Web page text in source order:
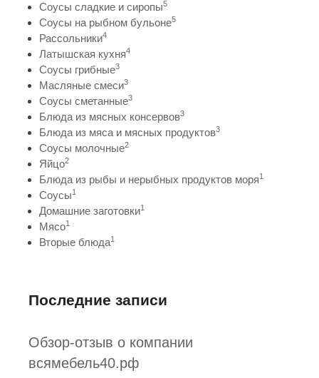
Соусы сладкие и сиропы5
Соусы на рыбном бульоне5
Рассольники4
Латышская кухня4
Соусы грибные3
Масляные смеси3
Соусы сметанные3
Блюда из мясных консервов3
Блюда из мяса и мясных продуктов3
Соусы молочные2
Яйцо2
Блюда из рыбы и нерыбных продуктов моря1
Соусы1
Домашние заготовки1
Мясо1
Вторые блюда1
Последние записи
Обзор-отзыв о компании
всямебель40.рф